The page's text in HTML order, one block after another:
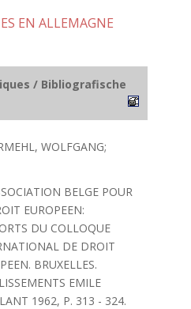
EN ALLEMAGNE
/ Bibliografische
WOLFGANG;
BELGE POUR
EUROPEEN:
DU COLLOQUE
DE DROIT
BRUXELLES.
EMILE
1962, P. 313 - 324.